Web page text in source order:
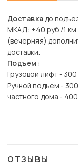
Доставкадо
МКАД: +40 руб./1
(вечерняя)
доставки.
Подъем:
Грузовой лифт -
Ручной подъем -
частного дома -
ОТЗЫВЫ